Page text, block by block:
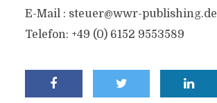
E-Mail : steuer@wwr-publishing.de
Telefon: +49 (0) 6152 9553589